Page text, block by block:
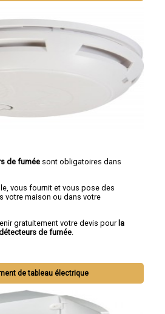
de fumée sont obligatoires dans
vous fournit et vous pose des
votre maison ou dans votre
gratuitement votre devis pour la
de fumée
de tableau électrique